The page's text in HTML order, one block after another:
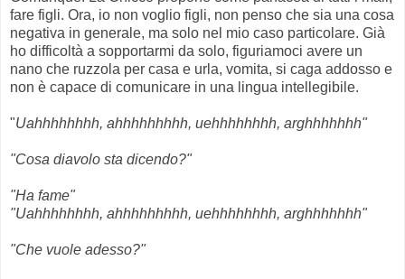
fare figli. Ora, io non voglio figli, non penso che sia una cosa
negativa in generale, ma solo nel mio caso particolare. Già
ho difficoltà a sopportarmi da solo, figuriamoci avere un
nano che ruzzola per casa e urla, vomita, si caga addosso e
non è capace di comunicare in una lingua intellegibile.
"Uahhhhhhhh, ahhhhhhhhh, uehhhhhhhh, arghhhhhhh"
"Cosa diavolo sta dicendo?"
"Ha fame"
"Uahhhhhhhh, ahhhhhhhhh, uehhhhhhhh, arghhhhhhh"
"Che vuole adesso?"